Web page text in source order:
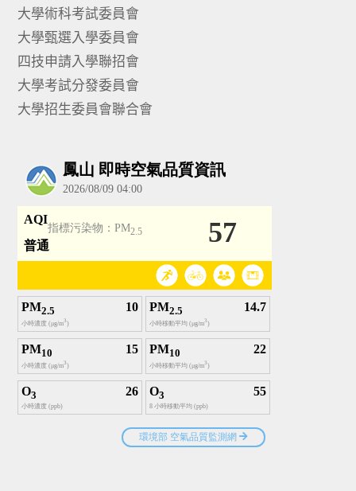
大學術科考試委員會
大學甄選入學委員會
四技申請入學聯招會
大學考試分發委員會
大學招生委員會聯合會